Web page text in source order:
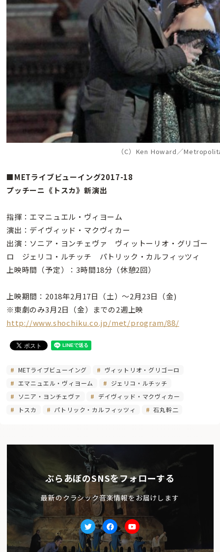
（C）Ken Howard／
■METライブビューイング2017-18
プッチーニ《トスカ》新演出
指揮：エマニュエル・ヴィヨーム
演出：デイヴィッド・マクヴィカー
出演：ソニア・ヨンチェヴァ ヴィットーリオ・グリゴー
ロ ジェリコ・ルチッチ パトリック・カルフィッツィ
上映時間（予定）：3時間18分（休憩2回）
上映期間：2018年2月17日（土）〜2月23日（金)
※東劇のみ3月2日（金）までの2週上映
http://www.shochiku.co.jp/met/program/88/
METライブビューイング
ヴィットリオ・グリゴーロ
エマニュエル・ヴィヨーム
ジェリコ・ルチッチ
ソニア・ヨンチェヴァ
デイヴィッド・マクヴィカー
トスカ
パトリック・カルフィッツィ 石丸幹二
ぶらあぼのSNSをフォローする
最新のクラシック音楽情報をお届けします
TwitterfacebookYoutube